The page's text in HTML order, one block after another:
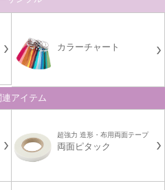
カラーチャート
アイテム
超強力 造形・布用両面テープ
両面ピタック